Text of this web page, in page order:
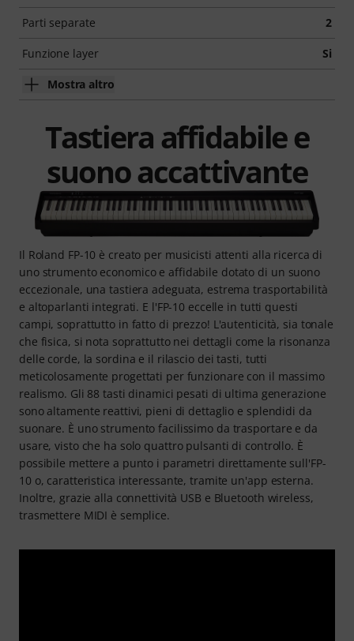
Parti separate 2
Funzione layer Si
Mostra altro
Tastiera affidabile e
suono accattivante
Il Roland FP-10 è creato per musicisti attenti alla ricerca di
uno strumento economico e affidabile dotato di un suono
eccezionale, una tastiera adeguata, estrema trasportabilità
e altoparlanti integrati. E l'FP-10 eccelle in tutti questi
campi, soprattutto in fatto di prezzo! L'autenticità, sia tonale
che fisica, si nota soprattutto nei dettagli come la risonanza
delle corde, la sordina e il rilascio dei tasti, tutti
meticolosamente progettati per funzionare con il massimo
realismo. Gli 88 tasti dinamici pesati di ultima generazione
sono altamente reattivi, pieni di dettaglio e splendidi da
suonare. È uno strumento facilissimo da trasportare e da
usare, visto che ha solo quattro pulsanti di controllo. È
possibile mettere a punto i parametri direttamente sull'FP-
10 o, caratteristica interessante, tramite un'app esterna.
Inoltre, grazie alla connettività USB e Bluetooth wireless,
trasmettere MIDI è semplice.